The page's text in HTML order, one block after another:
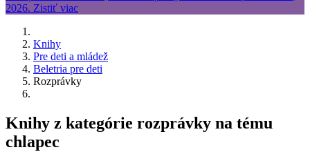
Knihy
Pre deti a mládež
Beletria pre deti
Rozprávky
Knihy z kategórie rozprávky na tému
chlapec